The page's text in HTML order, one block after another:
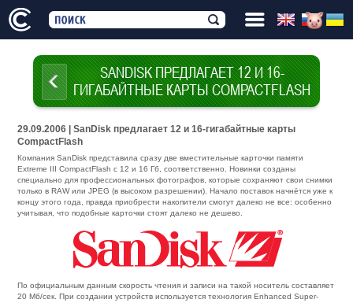
SANDISK ПРЕДЛАГАЕТ 12 И 16-
ГИГАБАЙТНЫЕ КАРТЫ COMPACTFLASH
29.09.2006 | SanDisk предлагает 12 и 16-гигабайтные карты
CompactFlash
Компания SanDisk представила сразу две вместительные карточки памяти
Extreme III CompactFlash с 12 и 16 Гб, соответственно. Новинки созданы
специально для профессиональных фотографов, которые сохраняют свои снимки
только в RAW или JPEG (в высоком разрешении). Начало поставок начнётся уже к
концу этого года, правда приобрести накопители смогут далеко не все: особенно
учитывая, что подобные карточки стоят далеко не дешево.
По официальным данным скорость чтения и записи на такой носитель составляет
20 Мб/сек. При создании устройств используется технология Enhanced Super-